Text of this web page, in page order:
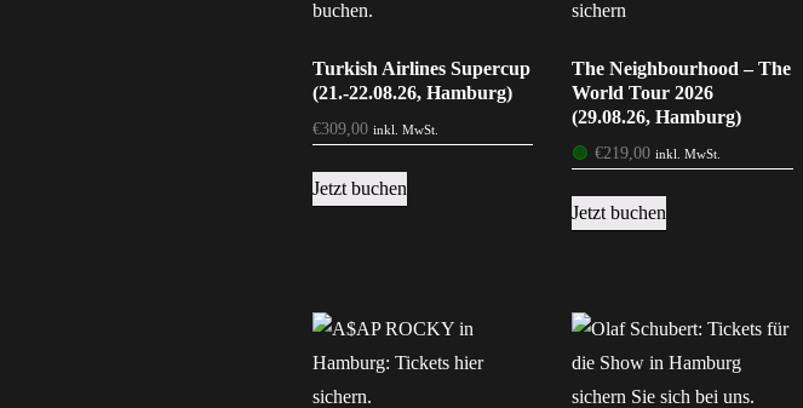
Turkish Airlines Supercup
(21.-22.08.26, Hamburg)
€309,00 inkl. MwSt.
Jetzt buchen
The Neighbourhood – The
World Tour 2026
(29.08.26, Hamburg)
🟢 €219,00 inkl. MwSt.
Jetzt buchen